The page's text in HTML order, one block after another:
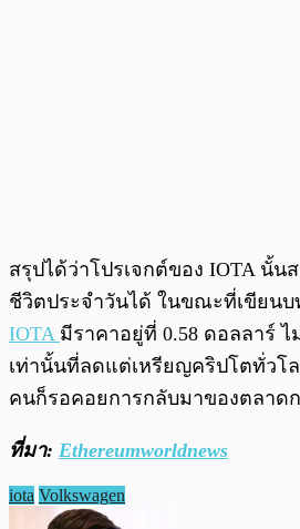
สรุปได้ว่าโปรเจกต์ของ IOTA นั้น
ชีวิตประจำวันได้ ในขณะที่เขียน
IOTA มีราคาอยู่ที่ 0.58 ดอลลาร์
เท่านั้นที่ลดแต่เหรียญคริปโตทั่วโ
คนก็รอคอยการกลับมาของตลาด
ที่มา: Ethereumworldnews
iota Volkswagen